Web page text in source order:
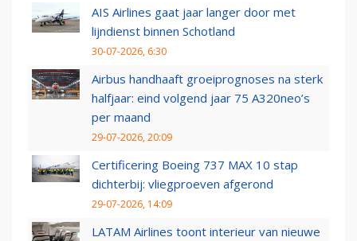
AIS Airlines gaat jaar langer door met
lijndienst binnen Schotland
30-07-2026, 6:30
Airbus handhaaft groeiprognoses na sterk
halfjaar: eind volgend jaar 75 A320neo’s
per maand
29-07-2026, 20:09
Certificering Boeing 737 MAX 10 stap
dichterbij: vliegproeven afgerond
29-07-2026, 14:09
LATAM Airlines toont interieur van nieuwe